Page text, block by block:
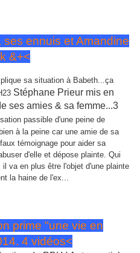
ses ennuis et Amandine
&+<
sa situation à Babeth...ça
Stéphane Prieur mis en
ses amies & sa femme...3
passible d'une peine de
à la peine car une amie de sa
témoignage pour aider sa
d'elle et dépose plainte. Qui
va en plus être l'objet d'une plainte
la haine de l'ex...
prime "une vie en
4 vidéos<